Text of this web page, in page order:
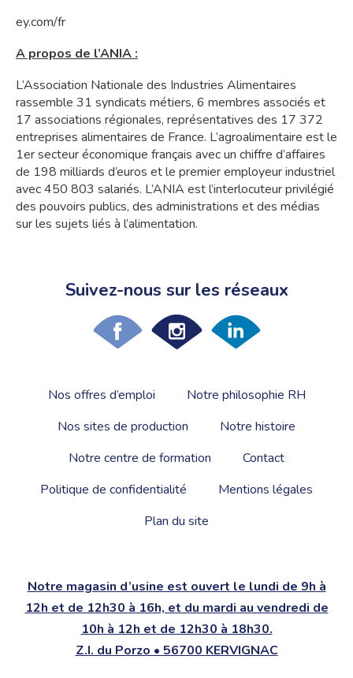
ey.com/fr
A propos de l’ANIA :
L’Association Nationale des Industries Alimentaires
rassemble 31 syndicats métiers, 6 membres associés et
17 associations régionales, représentatives des 17 372
entreprises alimentaires de France. L’agroalimentaire est le
1er secteur économique français avec un chiffre d’affaires
de 198 milliards d’euros et le premier employeur industriel
avec 450 803 salariés. L’ANIA est l’interlocuteur privilégié
des pouvoirs publics, des administrations et des médias
sur les sujets liés à l’alimentation.
Suivez-nous sur les réseaux
Nos offres d’emploi
Notre philosophie RH
Nos sites de production
Notre histoire
Notre centre de formation
Contact
Politique de confidentialité
Mentions légales
Plan du site
Notre magasin d’usine est ouvert le lundi de 9h à
12h et de 12h30 à 16h, et du mardi au vendredi de
10h à 12h et de 12h30 à 18h30.
Z.I. du Porzo • 56700 KERVIGNAC